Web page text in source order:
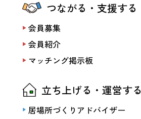
つながる・支援する
会員募集
会員紹介
マッチング掲示板
立ち上げる・運営する
居場所づくりアドバイザー